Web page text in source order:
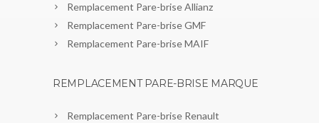
Remplacement Pare-brise Allianz
Remplacement Pare-brise GMF
Remplacement Pare-brise MAIF
REMPLACEMENT PARE-BRISE MARQUE
Remplacement Pare-brise Renault